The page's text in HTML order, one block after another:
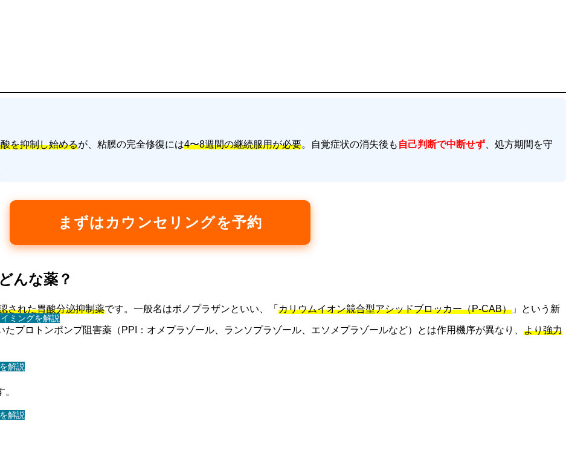
ミングを解説
解説
解説
を抑制し始めるが、粘膜の完全修復には4〜8週間の継続服用が必要。自覚症状の消失後も 自己判断で中断せず 、処方期間を守
まずはカウンセリングを予約
んな薬？
された胃酸分泌抑制薬です。一般名はボノプラザンといい、「 カリウムイオン競合型アシッドブロッカー（P-CAB） 」という新
プロトンポンプ阻害薬（PPI：オメプラゾール、ランソプラゾール、エソメプラゾールなど）とは作用機序が異なり、 より強力